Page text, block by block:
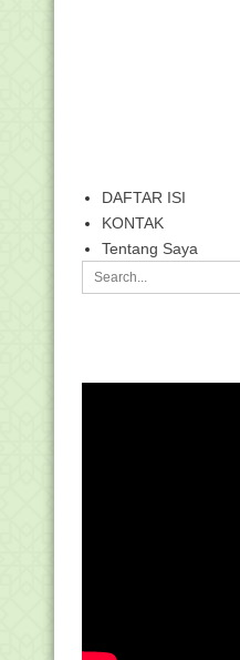
DAFTAR ISI
KONTAK
Tentang Saya